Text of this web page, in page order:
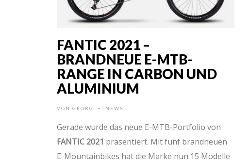
FANTIC 2021 –
BRANDNEUE E-MTB-
RANGE IN CARBON UND
ALUMINIUM
VON GEORG • NEWS
Gerade wurde das neue E-MTB-Portfolio von
FANTIC 2021 präsentiert. Mit fünf brandneuen
E-Mountainbikes hat die Marke nun 15 Modelle